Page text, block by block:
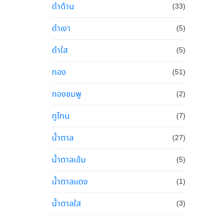
ดำด้าน (33)
ดำเงา (5)
ดำใส (5)
ทอง (51)
ทองชมพู (2)
ทูโทน (7)
น้ำตาล (27)
น้ำตาลเข้ม (5)
น้ำตาลแดง (1)
น้ำตาลใส (3)